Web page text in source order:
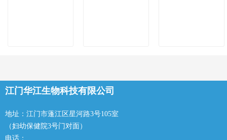
江门华江生物科技有限公司
地址：江门市蓬江区星河路3号105室
（妇幼保健院3号门对面）
电话：